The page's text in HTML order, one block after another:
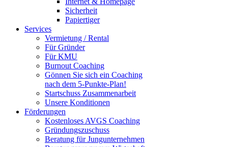
Sicherheit
Papiertiger
Services
Vermietung / Rental
Für Gründer
Für KMU
Burnout Coaching
Gönnen Sie sich ein Coaching
nach dem 5-Punkte-Plan!
Startschuss Zusammenarbeit
Unsere Konditionen
Förderungen
Kostenloses AVGS Coaching
Gründungszuschuss
Beratung für Jungunternehmen